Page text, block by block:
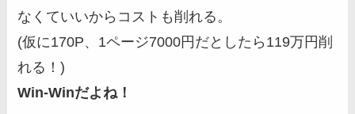
なくていいからコストも削れる。
(仮に170P、1ページ7000円だとしたら119万円削
れる！)
Win-Winだよね！